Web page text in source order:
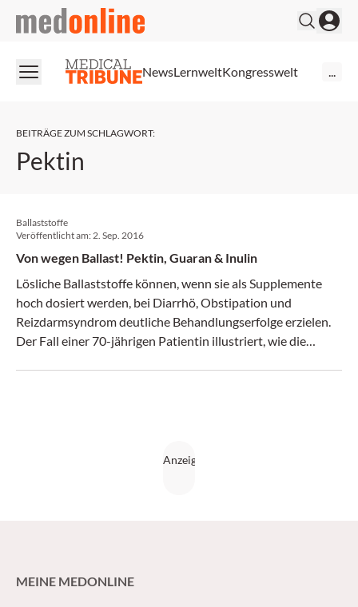
medonline
NewsLernweltKongresswelt
BEITRÄGE ZUM SCHLAGWORT:
Pektin
Ballaststoffe
Veröffentlicht am:2. Sep. 2016
Von wegen Ballast! Pektin, Guaran & Inulin
Lösliche Ballaststoffe können, wenn sie als Supplemente
hoch dosiert werden, bei Diarrhö, Obstipation und
Reizdarm­syndrom deutliche Behandlungserfolge erzielen.
Der Fall einer 70-jährigen Patientin illustriert, wie die
MEINE MEDONLINE